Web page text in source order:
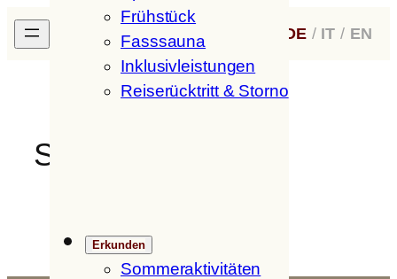
Zum
Inhalt
Frühstück
Fasssauna
Inklusivleistungen
Reiserücktritt & Storno
Erkunden
Sommeraktivitäten
H oferHof DE / IT / EN
Sauna